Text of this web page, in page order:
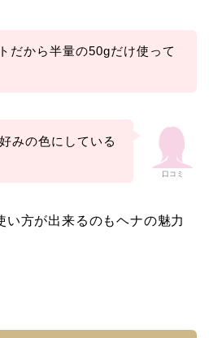
だから半量の50gだけ使って
口コミ
みの色にしている
い方が出来るのもヘナの魅力